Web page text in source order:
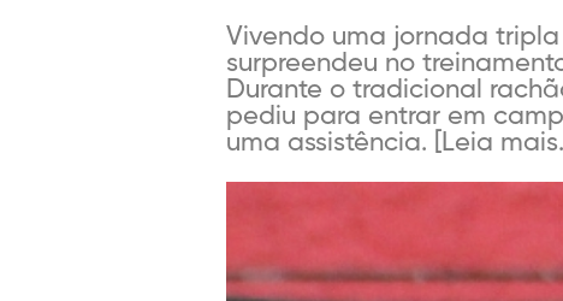
Vivendo uma jornada
surpreendeu no
Durante o tradicional
pediu para entrar em
uma assistência. [Leia